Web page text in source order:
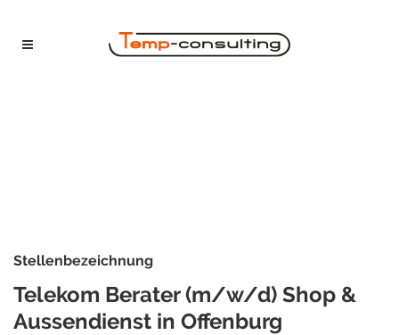
Stellenbezeichnung
Telekom Berater (m/w/d) Shop &
Aussendienst in Offenburg